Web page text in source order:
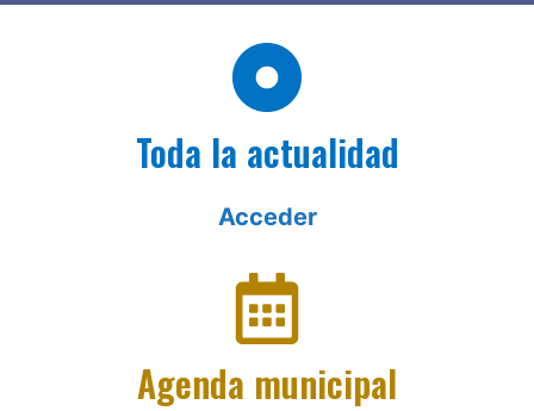
Toda la actualidad
Acceder
Agenda municipal